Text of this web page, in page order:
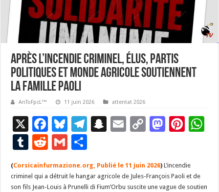
Après l’incendie criminel, élus, partis
politiques et monde agricole soutiennent
la famille Paoli
AnToFpcL™ 11 juin 2026 attentat 2026
X
F
ac
e
b
o
Bl
u
es
ky
T
gr
a
S
p
c
E
l
C
y
Li
M
d
o
Pi
es
t
p
T
u
m
R
d
G
ai ta
(Corsicainfurmazione.org, Publié le 11 juin 2026)L’incendie
criminel qui a détruit le hangar agricole de Jules-François Paoli et de
son fils Jean-Louis à Prunelli di Fium’Orbu suscite une vague de soutien